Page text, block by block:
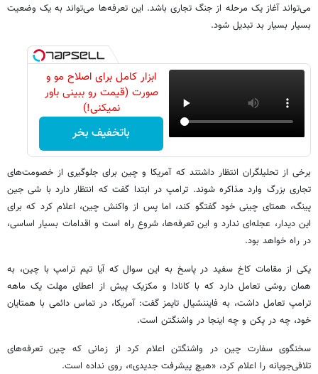
می‌تواند آغاز یک مرحله از جنگ تجاری باشد. این تعرفه‌ها می‌تواند به یک وضعیت
بسیار بسیار بد تبدیل شود.
ابزار کامل برای اصلاح مو و
صورت (قیمت رو ببینی باور
نمیکنی!)
باتخفیف بخر
برخی از تحلیلگران انتظار داشتند که آمریکا و چین برای جلوگیری از خصومت‌های
تجاری بزرگ وارد مذاکره شوند. ترامپ در ابتدا گفت که انتظار دارد با شی جین
پینگ، همتای چینی خود گفتگو کند، اما پس از واکنش چین، اعلام کرد که برای
این دیدار، عجله‌ای ندارد و این تعرفه‌ها، شروع راه است و اقدامات بسیار اساسی،
در راه خواهد بود.
یکی از مقامات کاخ سفید در پاسخ به این سوال که آیا تیم ترامپ با چین، به
همان روشی تعامل دارد که با کانادا و مکزیک پیش از اعطای مهلت یک ماهه
ترامپ تعامل داشت، به فایننشیال تایمز گفت: آمریکا، در تماس دائمی با همتایان
خود، چه در پکن و چه اینجا در واشنگتن است.
سخنگوی سفارت چین در واشنگتن اعلام کرد از زمانی که چین تعرفه‌های
تلافی‌جویانه را اعلام کرد، «هیچ پیشرفت جدیدی»، روی نداده است.